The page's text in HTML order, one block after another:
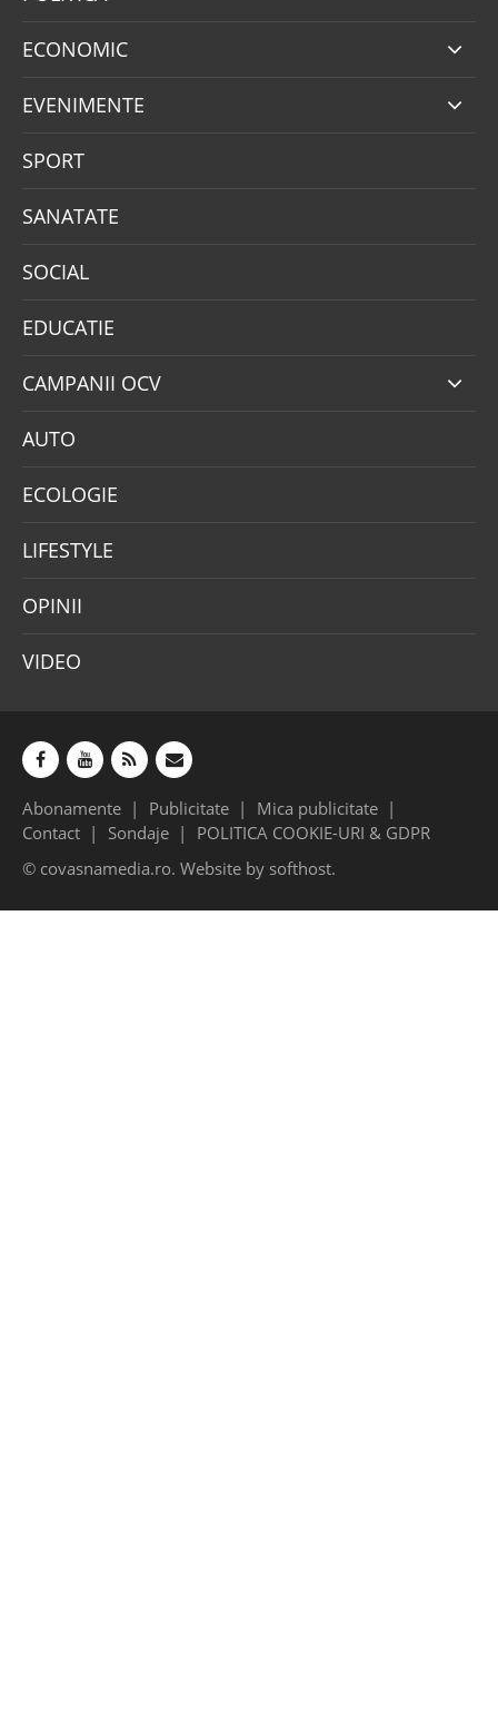
ECONOMIC
EVENIMENTE
SPORT
SANATATE
SOCIAL
EDUCATIE
CAMPANII OCV
AUTO
ECOLOGIE
LIFESTYLE
OPINII
VIDEO
Abonamente Publicitate
Mica publicitate
Contact
Sondaje
POLITICA COOKIE-URI & GDPR
© covasnamedia.ro. Website by softhost.